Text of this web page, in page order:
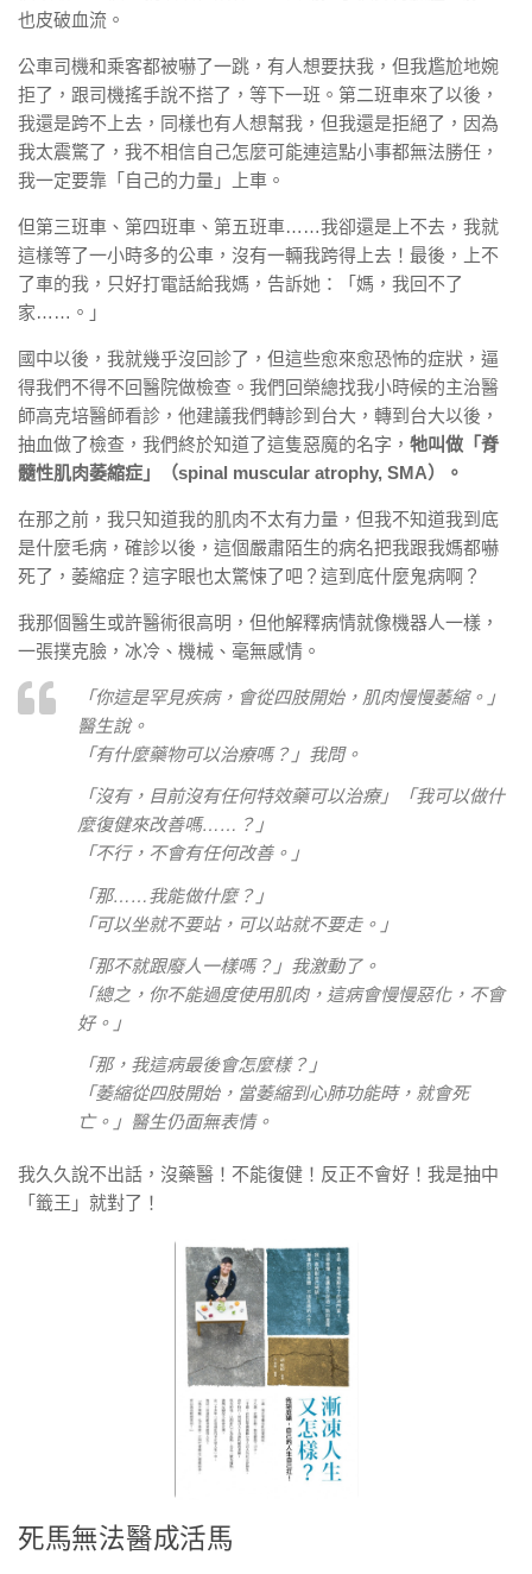
也皮破血流。
公車司機和乘客都被嚇了一跳，有人想要扶我，但我尷尬地婉
拒了，跟司機搖手說不搭了，等下一班。第二班車來了以後，
我還是跨不上去，同樣也有人想幫我，但我還是拒絕了，因為
我太震驚了，我不相信自己怎麼可能連這點小事都無法勝任，
我一定要靠「自己的力量」上車。
但第三班車、第四班車、第五班車……我卻還是上不去，我就
這樣等了一小時多的公車，沒有一輛我跨得上去！最後，上不
了車的我，只好打電話給我媽，告訴她：「媽，我回不了
家……。」
國中以後，我就幾乎沒回診了，但這些愈來愈恐怖的症狀，逼
得我們不得不回醫院做檢查。我們回榮總找我小時候的主治醫
師高克培醫師看診，他建議我們轉診到台大，轉到台大以後，
抽血做了檢查，我們終於知道了這隻惡魔的名字， 牠叫做「脊
髓性肌肉萎縮症」（spinal muscular atrophy, SMA）。
在那之前，我只知道我的肌肉不太有力量，但我不知道我到底
是什麼毛病，確診以後，這個嚴肅陌生的病名把我跟我媽都嚇
死了，萎縮症？這字眼也太驚悚了吧？這到底什麼鬼病啊？
我那個醫生或許醫術很高明，但他解釋病情就像機器人一樣，
一張撲克臉，冰冷、機械、毫無感情。
「你這是罕見疾病，會從四肢開始，肌肉慢慢萎縮。」
醫生說。
「有什麼藥物可以治療嗎？」我問。
「沒有，目前沒有任何特效藥可以治療」「我可以做什
麼復健來改善嗎……？」
「不行，不會有任何改善。」
「那……我能做什麼？」
「可以坐就不要站，可以站就不要走。」
「那不就跟廢人一樣嗎？」我激動了。
「總之，你不能過度使用肌肉，這病會慢慢惡化，不會
好。」
「那，我這病最後會怎麼樣？」
「萎縮從四肢開始，當萎縮到心肺功能時，就會死
亡。」醫生仍面無表情。
我久久說不出話，沒藥醫！不能復健！反正不會好！我是抽中
「籤王」就對了！
死馬無法醫成活馬